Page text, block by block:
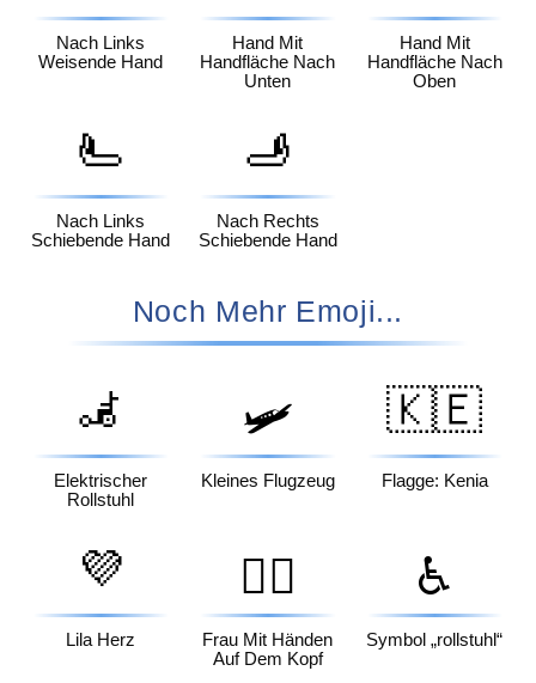
Nach Links
Weisende Hand
Hand Mit
Handfläche Nach
Unten
Hand Mit
Handfläche Nach
Oben
🫷
Nach Links
Schiebende Hand
🫸
Nach Rechts
Schiebende Hand
Noch Mehr Emoji...
🦼
Elektrischer
Rollstuhl
🛩️
Kleines Flugzeug
🇰🇪
Flagge: Kenia
💜
Lila Herz
🙆‍♀️
Frau Mit Händen
Auf Dem Kopf
♿
Symbol „rollstuhl“